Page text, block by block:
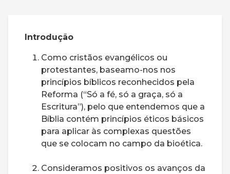
Introdução
Como cristãos evangélicos ou
protestantes, baseamo-nos nos
princípios bíblicos reconhecidos pela
Reforma (“Só a fé, só a graça, só a
Escritura”), pelo que entendemos que a
Bíblia contém princípios éticos básicos
para aplicar às complexas questões
que se colocam no campo da bioética.
Consideramos positivos os avanços da